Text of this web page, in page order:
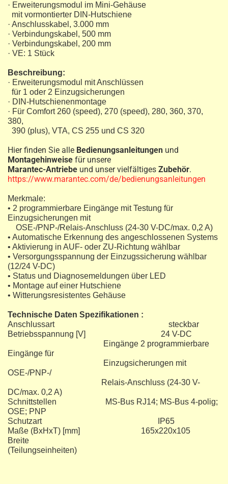
· Erweiterungsmodul im Mini-Gehäuse
mit vormontierter DIN-Hutschiene
· Anschlusskabel, 3.000 mm
· Verbindungskabel, 500 mm
· Verbindungskabel, 200 mm
· VE: 1 Stück
Beschreibung:
· Erweiterungsmodul mit Anschlüssen
für 1 oder 2 Einzugsicherungen
· DIN-Hutschienenmontage
· Für Comfort 260 (speed), 270 (speed), 280, 360, 370,
380,
390 (plus), VTA, CS 255 und CS 320
Hier finden Sie alle Bedienungsanleitungen und
Montagehinweise für unsere
Marantec-Antriebe und unser vielfältiges Zubehör.
https://www.marantec.com/de/bedienungsanleitungen
Merkmale:
• 2 programmierbare Eingänge mit Testung für
Einzugsicherungen mit
OSE-/PNP-/Relais-Anschluss (24-30 V-DC/max. 0,2 A)
• Automatische Erkennung des angeschlossenen Systems
• Aktivierung in AUF- oder ZU-Richtung wählbar
• Versorgungsspannung der Einzugssicherung wählbar
(12/24 V-DC)
• Status und Diagnosemeldungen über LED
• Montage auf einer Hutschiene
• Witterungsresistentes Gehäuse
Technische Daten Spezifikationen :
Anschlussart steckbar
Betriebsspannung [V] 24 V-DC
Eingänge 2 programmierbare
Eingänge für
Einzugsicherungen mit
OSE-/PNP-/
Relais-Anschluss (24-30 V-
DC/max. 0,2 A)
Schnittstellen MS-Bus RJ14; MS-Bus 4-polig;
OSE; PNP
Schutzart IP65
Maße (BxHxT) [mm] 165x220x105
Breite
(Teilungseinheiten)